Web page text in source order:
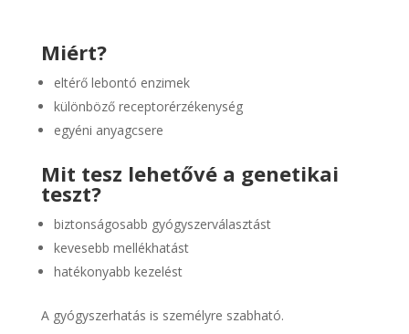
Miért?
eltérő lebontó enzimek
különböző receptorérzékenység
egyéni anyagcsere
Mit tesz lehetővé a genetikai
teszt?
biztonságosabb gyógyszerválasztást
kevesebb mellékhatást
hatékonyabb kezelést
A gyógyszerhatás is személyre szabható.